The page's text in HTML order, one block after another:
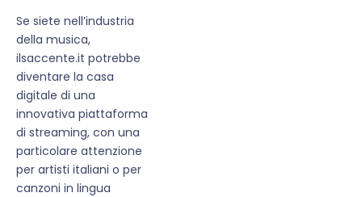
Se siete nell’industria
della musica,
ilsaccente.it potrebbe
diventare la casa
digitale di una
innovativa piattaforma
di streaming, con una
particolare attenzione
per artisti italiani o per
canzoni in lingua